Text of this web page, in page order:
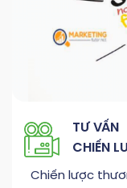
TƯ VẤN
CHIẾN
Chiến lược